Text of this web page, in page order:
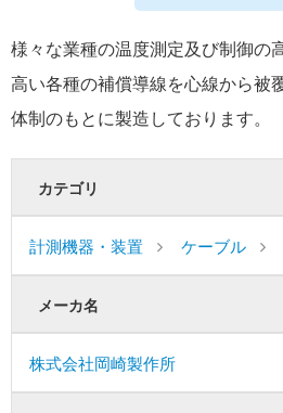
様々な業種の温度測定及び制御の
高い各種の補償導線を心線から被
体制のもとに製造しております。
カテゴリ
計測機器・装置 ケーブル
メーカ名
株式会社岡崎製作所